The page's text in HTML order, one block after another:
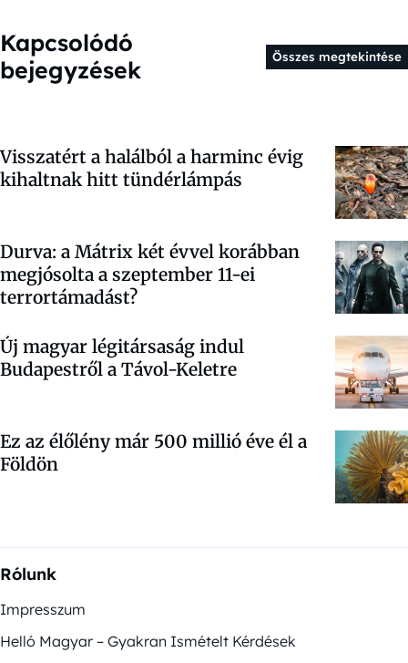
Kapcsolódó
bejegyzések
Összes megtekintése
Visszatért a halálból a harminc évig
kihaltnak hitt tündérlámpás
Durva: a Mátrix két évvel korábban
megjósolta a szeptember 11-ei
terrortámadást?
Új magyar légitársaság indul
Budapestről a Távol-Keletre
Ez az élőlény már 500 millió éve él a
Földön
Rólunk
Impresszum
Helló Magyar – Gyakran Ismételt Kérdések